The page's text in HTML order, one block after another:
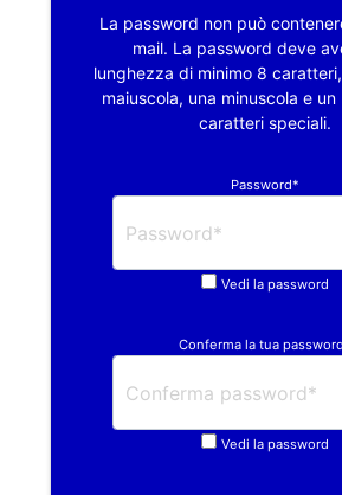
La password non può
mail. La password deve
lunghezza di minimo 8
maiuscola, una minuscola e un
caratteri speciali.
Password*
Vedi la password
Conferma la tua
Vedi la password